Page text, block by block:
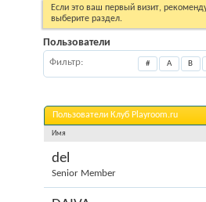
Если это ваш первый визит,
выберите раздел.
Пользователи
Фильтр # A B
Пользователи Клуб Playroom.ru
Имя
del
Senior Member